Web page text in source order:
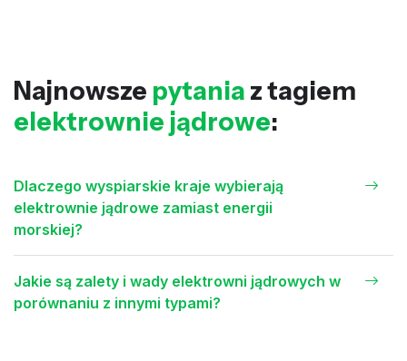
Najnowsze pytania z tagiem
elektrownie jądrowe:
Dlaczego wyspiarskie kraje wybierają
elektrownie jądrowe zamiast energii
morskiej?
Jakie są zalety i wady elektrowni jądrowych w
porównaniu z innymi typami?